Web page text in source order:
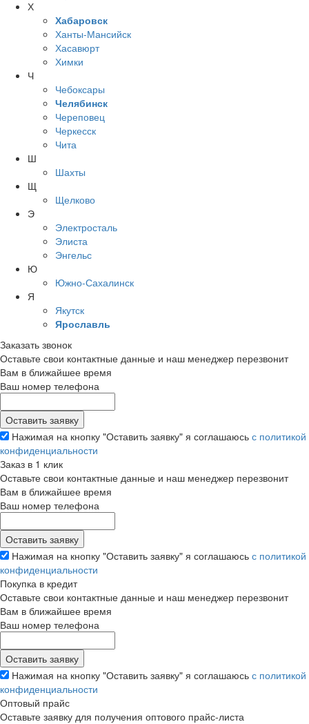
Х
Хабаровск
Ханты-Мансийск
Хасавюрт
Химки
Ч
Чебоксары
Челябинск
Череповец
Черкесск
Чита
Ш
Шахты
Щ
Щелково
Э
Электросталь
Элиста
Энгельс
Ю
Южно-Сахалинск
Я
Якутск
Ярославль
Заказать звонок
Оставьте свои контактные данные и наш менеджер перезвонит
Вам в ближайшее время
Ваш номер телефона
Нажимая на кнопку "Оставить заявку" я соглашаюсь с политикой
конфиденциальности
Заказ в 1 клик
Оставьте свои контактные данные и наш менеджер перезвонит
Вам в ближайшее время
Ваш номер телефона
Нажимая на кнопку "Оставить заявку" я соглашаюсь с политикой
конфиденциальности
Покупка в кредит
Оставьте свои контактные данные и наш менеджер перезвонит
Вам в ближайшее время
Ваш номер телефона
Нажимая на кнопку "Оставить заявку" я соглашаюсь с политикой
конфиденциальности
Оптовый прайс
Оставьте заявку для получения оптового прайс-листа